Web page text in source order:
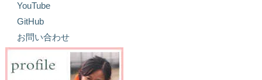
YouTube
GitHub
お問い合わせ